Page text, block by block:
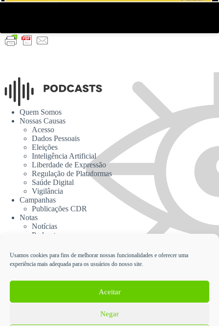
Usamos cookies para fins de melhorar nossas funcionalidades e oferecer uma
experiência mais adequada para os usuários do nosso site.
Aceitar
Negar
Quem Somos
Nossas Causas
Acesso
Dados Pessoais
Eleições
Inteligência Artificial
Liberdade de Expressão
Regulação de Plataformas
Saúde Digital
Vigilância
Campanhas
Publicações CDR
Notas
Notícias
Podcasts
Contato
Cadastrar no Informativo da CDR